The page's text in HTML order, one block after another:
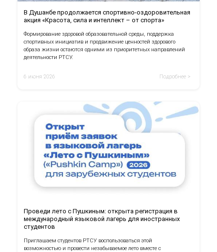
В Душанбе продолжается спортивно-оздоровительная
акция «Красота, сила и интеллект – от спорта»
Формирование здоровой образовательной среды, поддержка
спортивных инициатив и продвижение ценностей здорового
образа жизни остаются одними из приоритетных направлений
деятельности РТСУ.
6 июня 2026 Подробнее >
Проведи лето с Пушкиным: открыта регистрация в
международный языковой лагерь для иностранных
студентов
Приглашаем студентов РТСУ воспользоваться этой
возможностью и провести незабываемое лето вместе с